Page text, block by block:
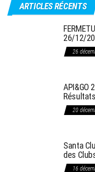
ARTICLES RÉCENTS
26/12/
26
API&GO
Résultats
20
Santa
des
16